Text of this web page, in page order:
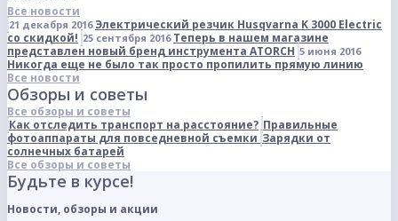
Все новости
21 декабря 2016 Электрический резчик Husqvarna K 3000 Electric
со скидкой! 25 сентября 2016 Теперь в нашем магазине
представлен новый бренд инструмента ATORCH 5 июня 2016
Никогда еще не было так просто пропилить прямую линию
Все новости
Обзоры и советы
Все обзоры и советы
Как отследить транспорт на расстояние? Правильные
фотоаппараты для повседневной съемки Зарядки от
солнечных батарей
Все обзоры и советы
Будьте в курсе!
Новости, обзоры и акции